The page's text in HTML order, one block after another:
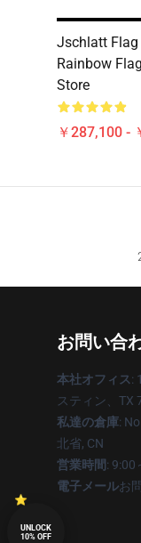
Jschlatt
Rainbow
Store
￥287,100 -
お問い合
本社オフィス:
スティン、TX
私達の倉庫:
北省, CN
営業時間: 9:00
電子メールお
UNLOCK
10% OFF